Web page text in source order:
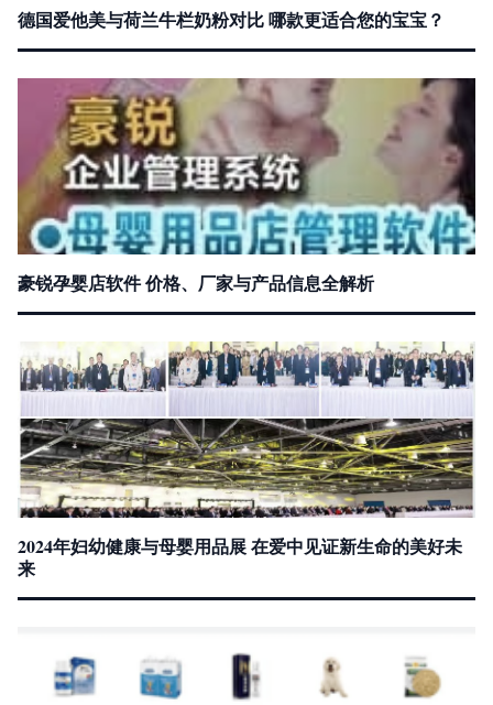
德国爱他美与荷兰牛栏奶粉对比 哪款更适合您的宝宝？
豪锐孕婴店软件 价格、厂家与产品信息全解析
2024年妇幼健康与母婴用品展 在爱中见证新生命的美好未
来